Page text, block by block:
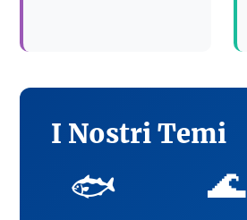
I Nostri Temi
🐟 🌊